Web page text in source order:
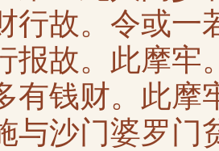
行故。令或一
报故。此摩牢
有钱财。此摩
与沙门婆罗门